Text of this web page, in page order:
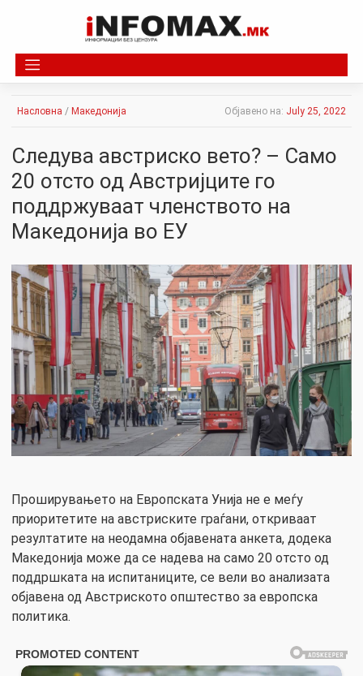
Насловна / Македонија Објавено на: July 25, 2022
Следува австриско вето? – Само
20 отсто од Австријците го
поддржуваат членството на
Македонија во ЕУ
Проширувањето на Европската Унија не е меѓу
приоритетите на австриските граѓани, откриваат
резултатите на неодамна објавената анкета, додека
Македонија може да се надева на само 20 отсто од
поддршката на испитаниците, се вели во анализата
објавена од Австриското општество за европска
политика.